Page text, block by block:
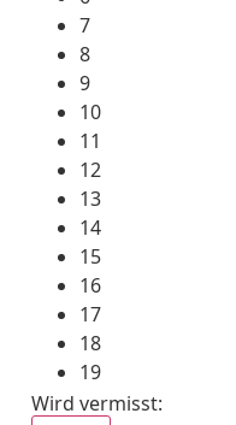
7
8
9
10
11
12
13
14
15
16
17
18
19
Wird vermisst: